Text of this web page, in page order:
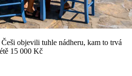
objevili tuhle nádheru, kam to trvá
15 000 Kč